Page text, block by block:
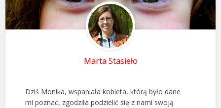
Marta Stasieło
Dziś Monika, wspaniała kobieta, którą było dane
mi poznać, zgodziła podzielić się z nami swoją